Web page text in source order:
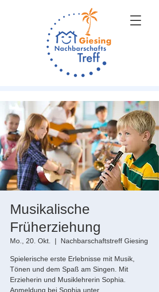
Musikalische
Früherziehung
Mo., 20. Okt.
  |
Nachbarschaftstreff Giesing
Spielerische erste Erlebnisse mit Musik,
Tönen und dem Spaß am Singen. Mit
Erzieherin und Musiklehrerin Sophia.
Anmeldung bei Sophia unter